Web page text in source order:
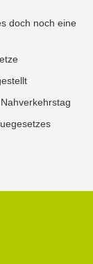
doch noch eine